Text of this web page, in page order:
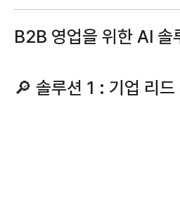
B2B 영업을 위한 AI 솔
🔎 솔루션 1 : 기업 리